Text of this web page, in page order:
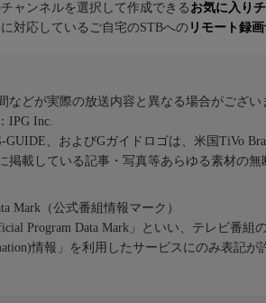
ャンネルを選択して作成できる お気に入り
対応しているご自宅のSTBへの リモート録
などが実際の放送内容と異なる場合がござい
IPG Inc.
GUIDE、およびGガイドロゴは、米国TiVo
掲載している記事・写真等あらゆる素材の無
Mark（公式番組情報マーク）
Program Data Mark」といい、テレビ番組
情報」を利用したサービスにのみ表記が